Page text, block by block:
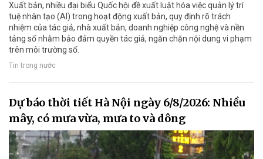
Xuất bản, nhiều đại biểu Quốc hội đề xuất luật hóa việc quản lý trí
tuệ nhân tạo (AI) trong hoạt động xuất bản, quy định rõ trách
nhiệm của tác giả, nhà xuất bản, doanh nghiệp công nghệ và nền
tảng số nhằm bảo đảm quyền tác giả, ngăn chặn nội dung vi phạm
trên môi trường số.
Tin trong nước
Dự báo thời tiết Hà Nội ngày 6/8/2026: Nhiều
mây, có mưa vừa, mưa to và dông